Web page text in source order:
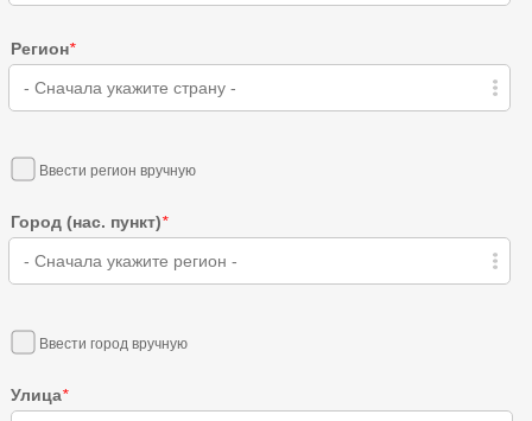
Регион*
- Сначала укажите страну -
Ввести регион вручную
Город (нас. пункт)*
- Сначала укажите регион -
Ввести город вручную
Улица*